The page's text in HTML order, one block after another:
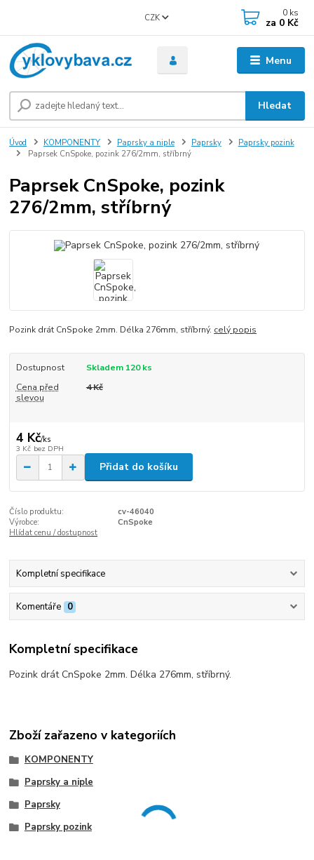
Menu
CZK
Hledat
0 ks
za 0 Kč
Úvod KOMPONENTY Paprsky a niple Paprsky
Paprsky pozink
Paprsek CnSpoke, pozink 276/2mm, stříbrný
Paprsek CnSpoke, pozink
276/2mm, stříbrný
Pozink drát CnSpoke 2mm. Délka 276mm, stříbrný. celý popis
Dostupnost
Skladem 120 ks
Cena před
slevou
4 Kč
4 Kč/ks
3 Kč bez DPH
Přidat do košíku
Číslo produktu:
cv-46040
Výrobce:
CnSpoke
Hlídat cenu / dostupnost
Kompletní specifikace
Komentáře 0
Kompletní specifikace
Pozink drát CnSpoke 2mm. Délka 276mm, stříbrný.
Zboží zařazeno v kategoriích
KOMPONENTY
Paprsky a niple
Paprsky
Paprsky pozink